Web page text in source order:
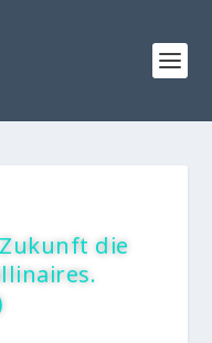
die